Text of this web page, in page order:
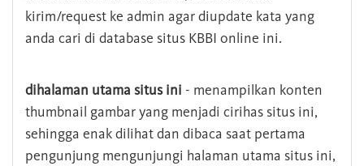
kirim/request ke admin agar diupdate kata yang
anda cari di database situs KBBI online ini.
dihalaman utama situs ini - menampilkan konten
thumbnail gambar yang menjadi cirihas situs ini,
sehingga enak dilihat dan dibaca saat pertama
pengunjung mengunjungi halaman utama situs ini,